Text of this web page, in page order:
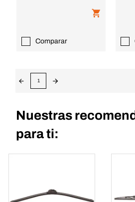
Comparar
1
Nuestras
para ti: